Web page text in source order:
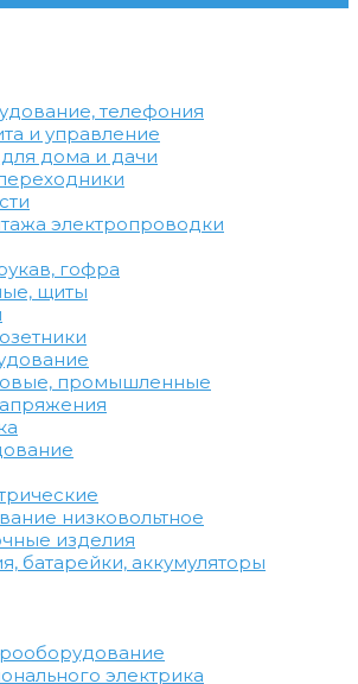
телефония
и управление
дома и дачи
электропроводки
гофра
щиты
промышленные
низковольтное
изделия
батарейки, аккумуляторы
электрика